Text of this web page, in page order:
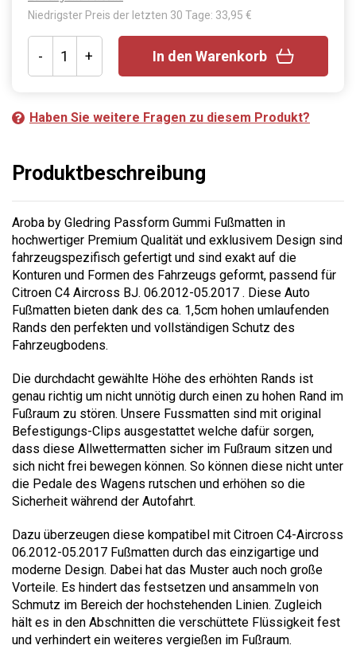
Niedrigster Preis der letzten 30 Tage: 33,95 €
- + In den Warenkorb
Haben Sie weitere Fragen zu diesem Produkt?
Produktbeschreibung
Aroba by Gledring Passform Gummi Fußmatten in
hochwertiger Premium Qualität und exklusivem Design sind
fahrzeugspezifisch gefertigt und sind exakt auf die
Konturen und Formen des Fahrzeugs geformt, passend für
Citroen C4 Aircross BJ. 06.2012-05.2017 . Diese Auto
Fußmatten bieten dank des ca. 1,5cm hohen umlaufenden
Rands den perfekten und vollständigen Schutz des
Fahrzeugbodens.
Die durchdacht gewählte Höhe des erhöhten Rands ist
genau richtig um nicht unnötig durch einen zu hohen Rand im
Fußraum zu stören. Unsere Fussmatten sind mit original
Befestigungs-Clips ausgestattet welche dafür sorgen,
dass diese Allwettermatten sicher im Fußraum sitzen und
sich nicht frei bewegen können. So können diese nicht unter
die Pedale des Wagens rutschen und erhöhen so die
Sicherheit während der Autofahrt.
Dazu überzeugen diese kompatibel mit Citroen C4-Aircross
06.2012-05.2017 Fußmatten durch das einzigartige und
moderne Design. Dabei hat das Muster auch noch große
Vorteile. Es hindert das festsetzen und ansammeln von
Schmutz im Bereich der hochstehenden Linien. Zugleich
hält es in den Abschnitten die verschüttete Flüssigkeit fest
und verhindert ein weiteres vergießen im Fußraum.